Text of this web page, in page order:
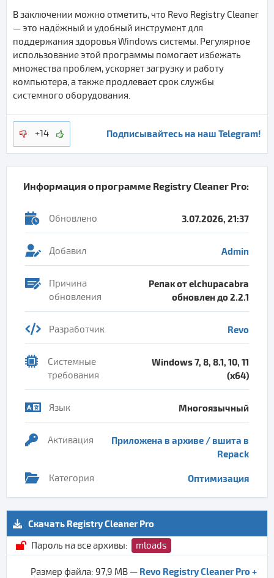
В заключении можно отметить, что Revo Registry Cleaner
— это надёжный и удобный инструмент для
поддержания здоровья Windows системы. Регулярное
использование этой программы помогает избежать
множества проблем, ускоряет загрузку и работу
компьютера, а также продлевает срок службы
системного оборудования.
+14 Подписывайтесь на наш Telegram!
Информация о программе Registry Cleaner Pro:
Обновлено 3.07.2026, 21:37
Добавил Admin
Причина
обновления
Репак от elchupacabra
обновлен до 2.2.1
Разработчик Revo
Системные
требования
Windows 7, 8, 8.1, 10, 11
(x64)
Язык Многоязычный
Активация
Приложена в архиве / вшита в
Repack
Категория Оптимизация
Скачать Registry Cleaner Pro
Пароль на все архивы:
mloads
Размер файла: 97,9 MB — Revo Registry Cleaner Pro +